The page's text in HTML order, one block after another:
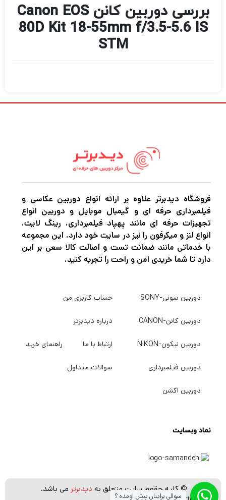
بررسی دوربین کانن Canon EOS
80D Kit 18-55mm f/3.5-5.6 IS
STM
فروشگاه دیدبرتر علاوه بر ارائه انواع دوربین عکاسی و
فیلمبرداری حرفه ای و گیمبال موبایل و دوربین انواع
تجهیزات حرفه ای مانند پهپاد فیلمبرداری، رینگ لایت،
انواع لنز و میکرفون را نیز در سایت خود دارد. این مجموعه
با خدماتی مانند ضمانت تست و اصالت کالا سعی بر این
دارد تا شما خریدی امن و راحت را تجربه کنید.
دوربین سونی-SONY
دوربین کانن-CANON
دوربین نیکون-NIKON
دوربین فیلمبرداری
دوربین اکشن
حساب کاربری من
درباره دیدبرتر
ارتباط با ما راهنمای خرید
سوالات متداول
نماد وبسایت
© کلیه حقوق سایت متعلق به دیدبرتر می باشد.
سوالی برایتان پیش اومده ؟